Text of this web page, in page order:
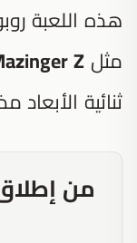
هذه اللعبة
مثلZ
ثنائية